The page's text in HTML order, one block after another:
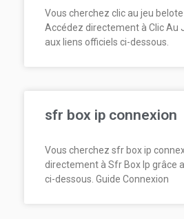
Vous cherchez clic au jeu
Accédez directement à Clic Au
aux liens officiels ci-dessous.
sfr box ip connexion
Vous cherchez sfr box ip
directement à Sfr Box Ip grâce
ci-dessous. Guide Connexion